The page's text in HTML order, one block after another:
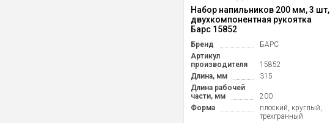
Набор напильников 200 мм, 3 шт,
двухкомпонентная рукоятка
Барс 15852
Бренд
БАРС
Артикул
производителя
15852
Длина, мм
315
Длина рабочей
части, мм
200
Форма
плоский, круглый,
трехгранный